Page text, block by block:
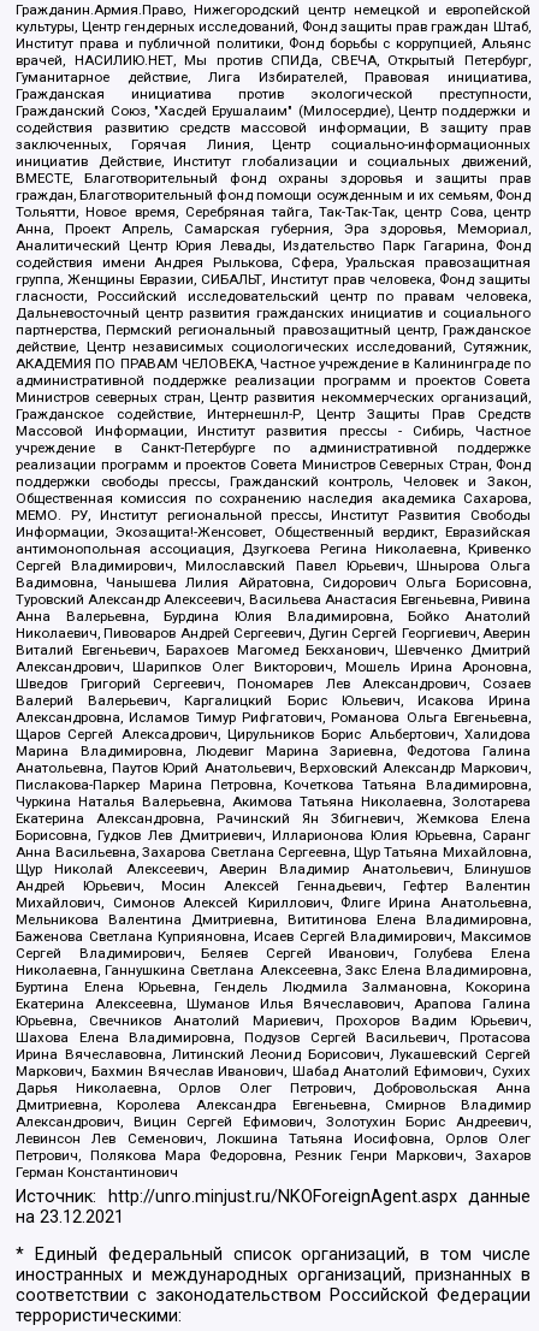
Гражданин.Армия.Право, Нижегородский центр немецкой и европейской
культуры, Центр гендерных исследований, Фонд защиты прав граждан Штаб,
Институт права и публичной политики, Фонд борьбы с коррупцией, Альянс
врачей, НАСИЛИЮ.НЕТ, Мы против СПИДа, СВЕЧА, Открытый Петербург,
Гуманитарное действие, Лига Избирателей, Правовая инициатива,
Гражданская инициатива против экологической преступности,
Гражданский Союз, "Хасдей Ерушалаим" (Милосердие), Центр поддержки и
содействия развитию средств массовой информации, В защиту прав
заключенных, Горячая Линия, Центр социально-информационных
инициатив Действие, Институт глобализации и социальных движений,
ВМЕСТЕ, Благотворительный фонд охраны здоровья и защиты прав
граждан, Благотворительный фонд помощи осужденным и их семьям, Фонд
Тольятти, Новое время, Серебряная тайга, Так-Так-Так, центр Сова, центр
Анна, Проект Апрель, Самарская губерния, Эра здоровья, Мемориал,
Аналитический Центр Юрия Левады, Издательство Парк Гагарина, Фонд
содействия имени Андрея Рылькова, Сфера, Уральская правозащитная
группа, Женщины Евразии, СИБАЛЬТ, Институт прав человека, Фонд защиты
гласности, Российский исследовательский центр по правам человека,
Дальневосточный центр развития гражданских инициатив и социального
партнерства, Пермский региональный правозащитный центр, Гражданское
действие, Центр независимых социологических исследований, Сутяжник,
АКАДЕМИЯ ПО ПРАВАМ ЧЕЛОВЕКА, Частное учреждение в Калининграде по
административной поддержке реализации программ и проектов Совета
Министров северных стран, Центр развития некоммерческих организаций,
Гражданское содействие, Интернешнл-Р, Центр Защиты Прав Средств
Массовой Информации, Институт развития прессы - Сибирь, Частное
учреждение в Санкт-Петербурге по административной поддержке
реализации программ и проектов Совета Министров Северных Стран, Фонд
поддержки свободы прессы, Гражданский контроль, Человек и Закон,
Общественная комиссия по сохранению наследия академика Сахарова,
МЕМО. РУ, Институт региональной прессы, Институт Развития Свободы
Информации, Экозащита!-Женсовет, Общественный вердикт, Евразийская
антимонопольная ассоциация, Дзугкоева Регина Николаевна, Кривенко
Сергей Владимирович, Милославский Павел Юрьевич, Шнырова Ольга
Вадимовна, Чанышева Лилия Айратовна, Сидорович Ольга Борисовна,
Туровский Александр Алексеевич, Васильева Анастасия Евгеньевна, Ривина
Анна Валерьевна, Бурдина Юлия Владимировна, Бойко Анатолий
Николаевич, Пивоваров Андрей Сергеевич, Дугин Сергей Георгиевич, Аверин
Виталий Евгеньевич, Барахоев Магомед Бекханович, Шевченко Дмитрий
Александрович, Шарипков Олег Викторович, Мошель Ирина Ароновна,
Шведов Григорий Сергеевич, Пономарев Лев Александрович, Созаев
Валерий Валерьевич, Каргалицкий Борис Юльевич, Исакова Ирина
Александровна, Исламов Тимур Рифгатович, Романова Ольга Евгеньевна,
Щаров Сергей Алексадрович, Цирульников Борис Альбертович, Халидова
Марина Владимировна, Людевиг Марина Зариевна, Федотова Галина
Анатольевна, Паутов Юрий Анатольевич, Верховский Александр Маркович,
Пислакова-Паркер Марина Петровна, Кочеткова Татьяна Владимировна,
Чуркина Наталья Валерьевна, Акимова Татьяна Николаевна, Золотарева
Екатерина Александровна, Рачинский Ян Збигневич, Жемкова Елена
Борисовна, Гудков Лев Дмитриевич, Илларионова Юлия Юрьевна, Саранг
Анна Васильевна, Захарова Светлана Сергеевна, Щур Татьяна Михайловна,
Щур Николай Алексеевич, Аверин Владимир Анатольевич, Блинушов
Андрей Юрьевич, Мосин Алексей Геннадьевич, Гефтер Валентин
Михайлович, Симонов Алексей Кириллович, Флиге Ирина Анатольевна,
Мельникова Валентина Дмитриевна, Вититинова Елена Владимировна,
Баженова Светлана Куприяновна, Исаев Сергей Владимирович, Максимов
Сергей Владимирович, Беляев Сергей Иванович, Голубева Елена
Николаевна, Ганнушкина Светлана Алексеевна, Закс Елена Владимировна,
Буртина Елена Юрьевна, Гендель Людмила Залмановна, Кокорина
Екатерина Алексеевна, Шуманов Илья Вячеславович, Арапова Галина
Юрьевна, Свечников Анатолий Мариевич, Прохоров Вадим Юрьевич,
Шахова Елена Владимировна, Подузов Сергей Васильевич, Протасова
Ирина Вячеславовна, Литинский Леонид Борисович, Лукашевский Сергей
Маркович, Бахмин Вячеслав Иванович, Шабад Анатолий Ефимович, Сухих
Дарья Николаевна, Орлов Олег Петрович, Добровольская Анна
Дмитриевна, Королева Александра Евгеньевна, Смирнов Владимир
Александрович, Вицин Сергей Ефимович, Золотухин Борис Андреевич,
Левинсон Лев Семенович, Локшина Татьяна Иосифовна, Орлов Олег
Петрович, Полякова Мара Федоровна, Резник Генри Маркович, Захаров
Герман Константинович
Источник: http://unro.minjust.ru/NKOForeignAgent.aspxданные
на23.12.2021
* Единый федеральный список организаций, в том числе
иностранных и международных организаций, признанных в
соответствии с законодательством Российской Федерации
террористическими: